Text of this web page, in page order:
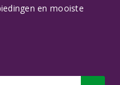
en mooiste